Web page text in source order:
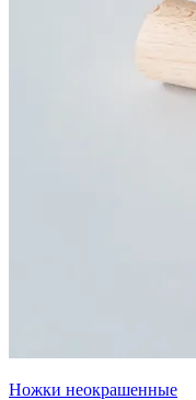
Ножки неокрашенные